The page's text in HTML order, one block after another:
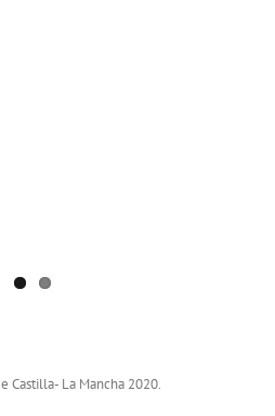
Castilla- La Mancha 2020.